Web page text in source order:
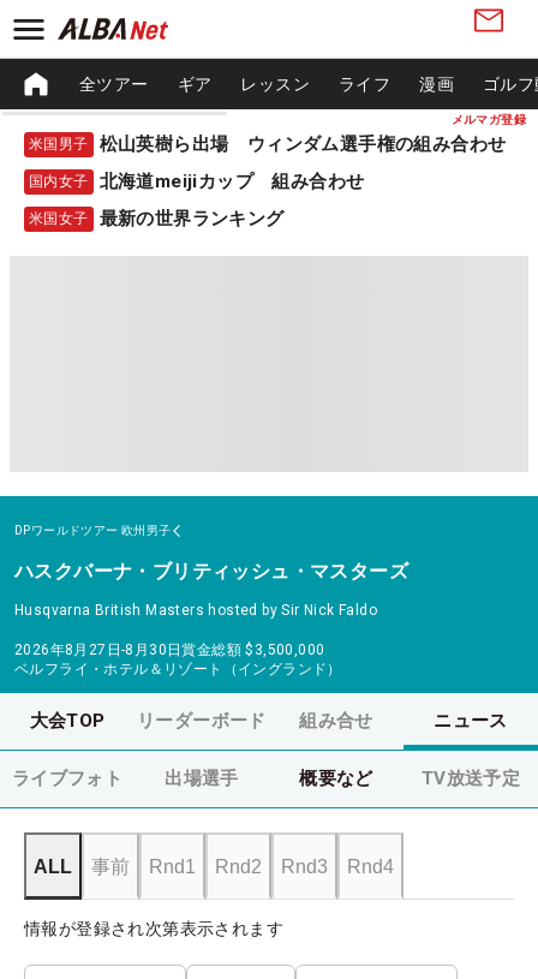
メルマガ登録
全ツアー ギア レッスン ライフ 漫画 ゴル
米国男子 松山英樹ら出場 ウィンダム選手権の組み合わせ
国内女子 北海道meijiカップ 組み合わせ
米国女子 最新の世界ランキング
DPワールドツアー 欧州男子
ハスクバーナ・ブリティッシュ・マスターズ
Husqvarna British Masters hosted by Sir Nick Faldo
2026年8月27日-8月30日賞金総額 $3,500,000
ベルフライ・ホテル＆リゾート（イングランド）
大会TOP リーダーボード 組み合せ ニュース
ライブフォト 出場選手 概要など TV放送予定
ALL 事前 Rnd1 Rnd2 Rnd3 Rnd4
情報が登録され次第表示されます